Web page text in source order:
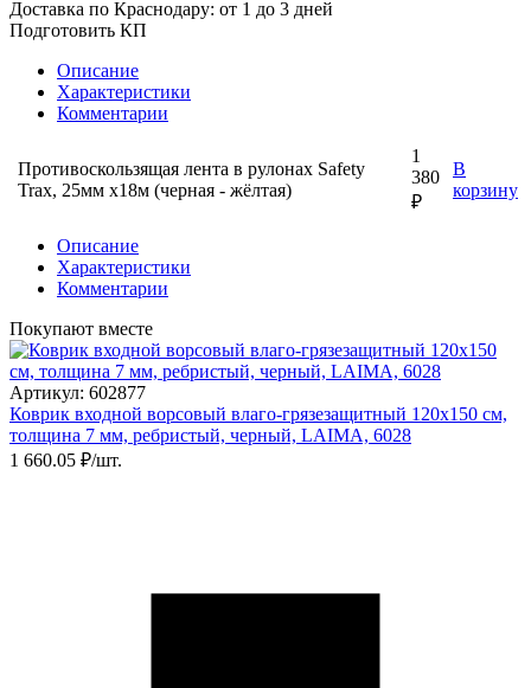
Доставка по Краснодару: от 1 до 3 дней
Подготовить КП
Описание
Характеристики
Комментарии
Противоскользящая лента в рулонах Safety
Trax, 25мм х18м (черная - жёлтая)
1
380
₽
В
корзину
Описание
Характеристики
Комментарии
Покупают вместе
Артикул: 602877
Коврик входной ворсовый влаго-грязезащитный 120х150 см,
толщина 7 мм, ребристый, черный, LAIMA, 6028
1 660.05 ₽/шт.